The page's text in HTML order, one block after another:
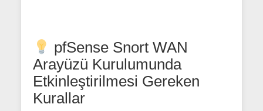
pfSense Snort WAN
Arayüzü Kurulumunda
Etkinleştirilmesi Gereken
Kurallar